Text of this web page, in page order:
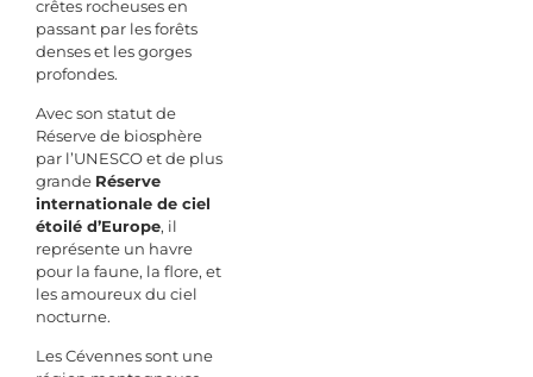
crêtes rocheuses en
passant par les forêts
denses et les gorges
profondes.
Avec son statut de
Réserve de biosphère
par l’UNESCO et de plus
grande Réserve
internationale de ciel
étoilé d’Europe, il
représente un havre
pour la faune, la flore, et
les amoureux du ciel
nocturne.
Les Cévennes sont une